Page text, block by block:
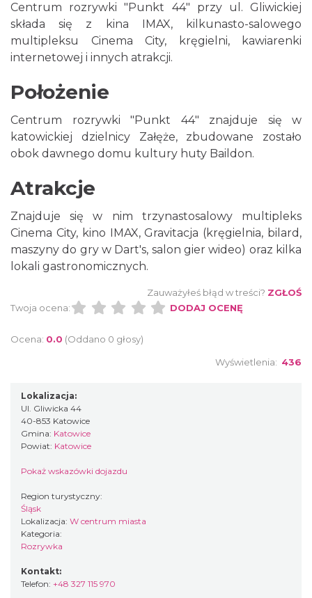
Centrum rozrywki "Punkt 44" przy ul. Gliwickiej
składa się z kina IMAX, kilkunasto-salowego
multipleksu Cinema City, kręgielni, kawiarenki
internetowej i innych atrakcji.
Położenie
Centrum rozrywki "Punkt 44" znajduje się w
katowickiej dzielnicy Załęże, zbudowane zostało
obok dawnego domu kultury huty Baildon.
Atrakcje
Znajduje się w nim trzynastosalowy multipleks
Cinema City, kino IMAX, Gravitacja (kręgielnia, bilard,
maszyny do gry w Dart's, salon gier wideo) oraz kilka
lokali gastronomicznych.
Zauważyłeś błąd w treści? ZGŁOŚ
Twoja ocena:
DODAJ OCENĘ
Ocena: 0.0 (Oddano 0 głosy)
Wyświetlenia: 436
Lokalizacja:
Ul. Gliwicka 44
40-853 Katowice
Gmina: Katowice
Powiat: Katowice
Pokaż wskazówki dojazdu
Region turystyczny:
Śląsk
Lokalizacja: W centrum miasta
Kategoria:
Rozrywka
Kontakt:
Telefon: +48 327 115 970